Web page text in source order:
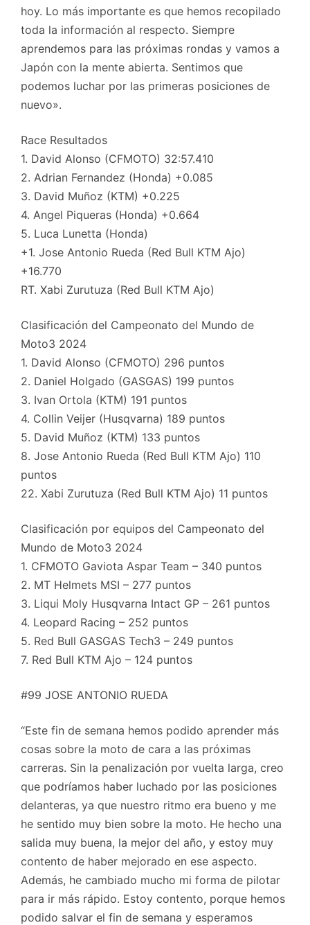
hoy. Lo más importante es que hemos recopilado
toda la información al respecto. Siempre
aprendemos para las próximas rondas y vamos a
Japón con la mente abierta. Sentimos que
podemos luchar por las primeras posiciones de
nuevo».
Race Resultados
1. David Alonso (CFMOTO) 32:57.410
2. Adrian Fernandez (Honda) +0.085
3. David Muñoz (KTM) +0.225
4. Angel Piqueras (Honda) +0.664
5. Luca Lunetta (Honda)
+1. Jose Antonio Rueda (Red Bull KTM Ajo)
+16.770
RT. Xabi Zurutuza (Red Bull KTM Ajo)
Clasificación del Campeonato del Mundo de
Moto3 2024
1. David Alonso (CFMOTO) 296 puntos
2. Daniel Holgado (GASGAS) 199 puntos
3. Ivan Ortola (KTM) 191 puntos
4. Collin Veijer (Husqvarna) 189 puntos
5. David Muñoz (KTM) 133 puntos
8. Jose Antonio Rueda (Red Bull KTM Ajo) 110
puntos
22. Xabi Zurutuza (Red Bull KTM Ajo) 11 puntos
Clasificación por equipos del Campeonato del
Mundo de Moto3 2024
1. CFMOTO Gaviota Aspar Team – 340 puntos
2. MT Helmets MSI – 277 puntos
3. Liqui Moly Husqvarna Intact GP – 261 puntos
4. Leopard Racing – 252 puntos
5. Red Bull GASGAS Tech3 – 249 puntos
7. Red Bull KTM Ajo – 124 puntos
#99 JOSE ANTONIO RUEDA
“Este fin de semana hemos podido aprender más
cosas sobre la moto de cara a las próximas
carreras. Sin la penalización por vuelta larga, creo
que podríamos haber luchado por las posiciones
delanteras, ya que nuestro ritmo era bueno y me
he sentido muy bien sobre la moto. He hecho una
salida muy buena, la mejor del año, y estoy muy
contento de haber mejorado en ese aspecto.
Además, he cambiado mucho mi forma de pilotar
para ir más rápido. Estoy contento, porque hemos
podido salvar el fin de semana y esperamos